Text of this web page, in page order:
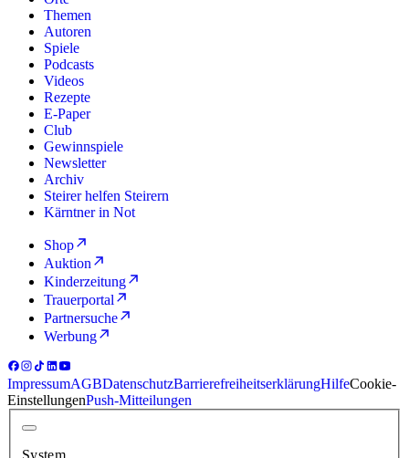
Themen
Autoren
Spiele
Podcasts
Videos
Rezepte
E-Paper
Club
Gewinnspiele
Newsletter
Archiv
Steirer helfen Steirern
Kärntner in Not
Shop
Auktion
Kinderzeitung
Trauerportal
Partnersuche
Werbung
ImpressumAGBDatenschutzBarrierefreiheitserklärungHilfeCookie-
EinstellungenPush-Mitteilungen